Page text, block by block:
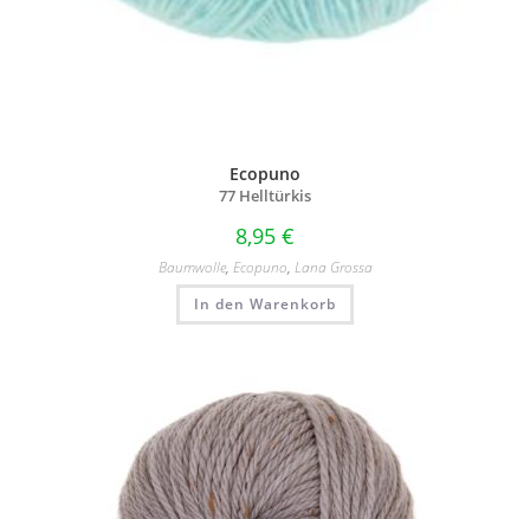
Ecopuno
77 Helltürkis
8,95 €
Baumwolle, Ecopuno, Lana Grossa
In den Warenkorb